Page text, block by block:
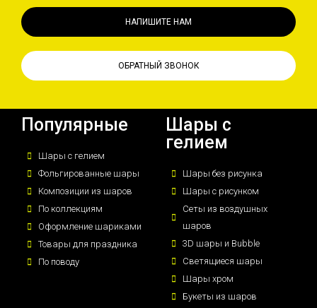
НАПИШИТЕ НАМ
ОБРАТНЫЙ ЗВОНОК
Популярные
Шары с гелием
Фольгированные шары
Композиции из шаров
По коллекциям
Оформление шариками
Товары для праздника
По поводу
Шары с
гелием
Шары без рисунка
Шары с рисунком
Сеты из воздушных
шаров
3D шары и Bubble
Светящиеся шары
Шары хром
Букеты из шаров